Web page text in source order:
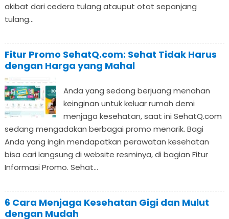
akibat dari cedera tulang atauput otot sepanjang
tulang...
Fitur Promo SehatQ.com: Sehat Tidak Harus
dengan Harga yang Mahal
Anda yang sedang berjuang menahan
keinginan untuk keluar rumah demi
menjaga kesehatan, saat ini SehatQ.com
sedang mengadakan berbagai promo menarik. Bagi
Anda yang ingin mendapatkan perawatan kesehatan
bisa cari langsung di website resminya, di bagian Fitur
Informasi Promo. Sehat...
6 Cara Menjaga Kesehatan Gigi dan Mulut
dengan Mudah